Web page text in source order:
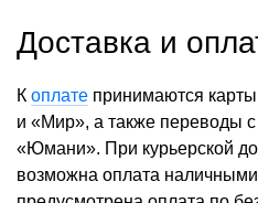
Доставка и
К оплате принимаются
и «Мир», а также переводы
«Юмани». При курьерской
возможна оплата